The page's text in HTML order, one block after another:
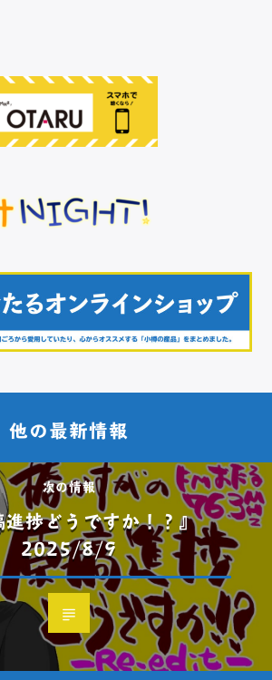
他の最新情報
次の情報
進捗どうですか！？』
2025/8/9